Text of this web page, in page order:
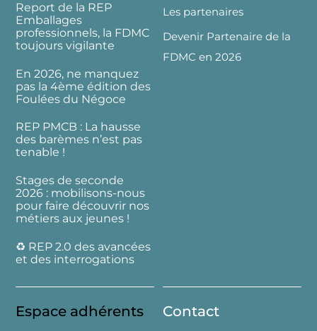
Report de la REP
Emballages
professionnels, la FDMC
toujours vigilante
En 2026, ne manquez
pas la 4ème édition des
Foulées du Négoce
REP PMCB : La hausse
des barèmes n’est pas
tenable !
Stages de seconde
2026 : mobilisons-nous
pour faire découvrir nos
métiers aux jeunes !
♻️ REP 2.0 des avancées
et des interrogations
Les partenaires
Devenir Partenaire de la
FDMC en 2026
Espace adhérents Contact